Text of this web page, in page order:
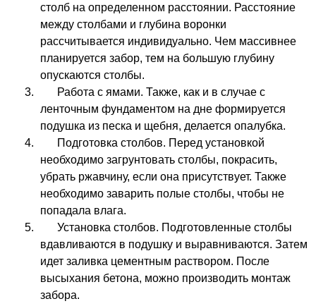
столб на определенном расстоянии. Расстояние
между столбами и глубина воронки
рассчитывается индивидуально. Чем массивнее
планируется забор, тем на большую глубину
опускаются столбы.
Работа с ямами. Также, как и в случае с
ленточным фундаментом на дне формируется
подушка из песка и щебня, делается опалубка.
Подготовка столбов. Перед установкой
необходимо загрунтовать столбы, покрасить,
убрать ржавчину, если она присутствует. Также
необходимо заварить полые столбы, чтобы не
попадала влага.
Установка столбов. Подготовленные столбы
вдавливаются в подушку и выравниваются. Затем
идет заливка цементным раствором. После
высыхания бетона, можно производить монтаж
забора.